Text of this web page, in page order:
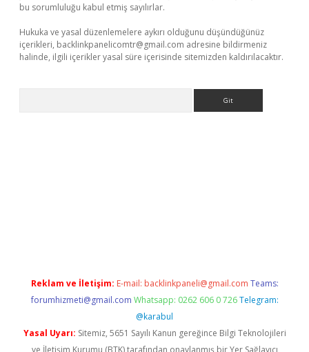
bu sorumluluğu kabul etmiş sayılırlar.
Hukuka ve yasal düzenlemelere aykırı olduğunu düşündüğünüz
içerikleri, backlinkpanelicomtr@gmail.com adresine bildirmeniz
halinde, ilgili içerikler yasal süre içerisinde sitemizden kaldırılacaktır.
Reklam ve İletişim: E-mail: backlinkpaneli@gmail.com Teams:
forumhizmeti@gmail.com Whatsapp: 0262 606 0 726 Telegram:
@karabul
Yasal Uyarı: Sitemiz, 5651 Sayılı Kanun gereğince Bilgi Teknolojileri
ve İletişim Kurumu (BTK) tarafından onaylanmış bir Yer Sağlayıcı